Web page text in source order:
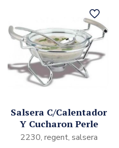
Salsera C/Calentador
Y Cucharon Perle
2230, regent, salsera